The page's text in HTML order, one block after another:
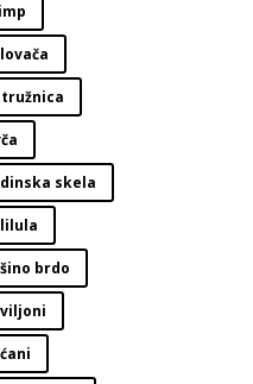
skela
brdo